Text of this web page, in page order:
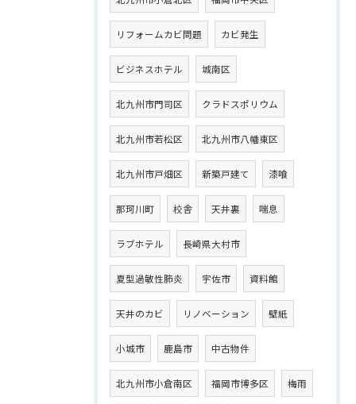
リフォームカビ問題 カビ発生
ビジネスホテル 城南区
北九州市門司区 クラドスポリウム
北九州市若松区 北九州市八幡東区
北九州市戸畑区 新築戸建て 漆喰
那珂川町 校舎 天井裏 喘息
ラブホテル 長崎県大村市
夏型過敏性肺炎 宇佐市 資料館
天井のカビ リノベーション 壁紙
小城市 鹿島市 中古物件
北九州市小倉南区 福岡市博多区 梅雨